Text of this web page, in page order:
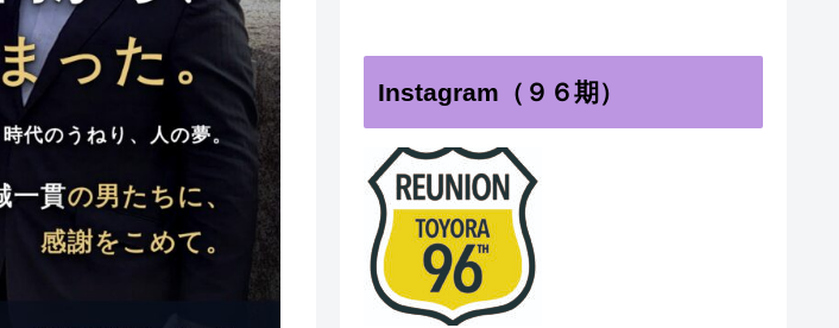
Instagram（９６期）